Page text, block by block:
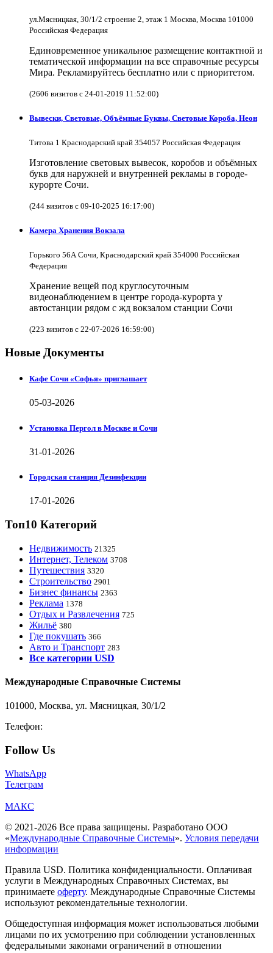
ул.Мясницкая, 30/1/2 строение 2, этаж 1 Москва, Москва 101000
Российская Федерация
Единовременное уникальное размещение контактной и
тематической информации на все справочные ресурсы
Мира. Рекламируйтесь бесплатно или с приоритетом.
(2606 визитов с 24-01-2019 11:52:00)
Вывески, Световые, Объёмные Буквы, Световые Короба, Неон
Титова 1 Краснодарский край 354057 Российская Федерация
Изготовление световых вывесок, коробов и объёмных
букв для наружней и внутренней рекламы в городе-
курорте Сочи.
(244 визитов с 09-10-2025 16:17:00)
Камера Хранения Вокзала
Горького 56А Сочи, Краснодарский край 354000 Российская
Федерация
Хранение вещей под круглосуточным
видеонаблюдением в центре города-курорта у
автостанции рядом с жд вокзалом станции Сочи
(223 визитов с 22-07-2026 16:59:00)
Новые Документы
Кафе Сочи «Софья» приглашает
05-03-2026
Установка Пергол в Москве и Сочи
31-01-2026
Городская станция Дезинфекции
17-01-2026
Топ10 Категорий
Недвижимость 21325
Интернет, Телеком 3708
Путешествия 3320
Строительство 2901
Бизнес финансы 2363
Реклама 1378
Отдых и Развлечения 725
Жильё 380
Где покушать 366
Авто и Транспорт 283
Все категории USD
Международные Справочные Системы
101000, Москва, ул. Мясницкая, 30/1/2
Телефон:
Follow Us
WhatsApp
Телеграм
МАКС
© 2021-2026 Все права защищены. Разработано ООО
«Международные Справочные Системы». Условия передачи
информации
Правила USD. Политика конфиденциальности. Оплачивая
услуги в Международных Справочных Системах, вы
принимаете оферту. Международные Справочные Системы
используют рекомендательные технологии.
Общедоступная информация может использоваться любыми
лицами по их усмотрению при соблюдении установленных
федеральными законами ограничений в отношении